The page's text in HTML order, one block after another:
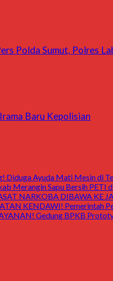
Polda Sumut, Polres
Baru Kepolisian
Ayuda Mati Mesin di
Merangin Sapu Bersih PETI
NARKOBA DIBAWA KE
KENDAWI! Pemerintah
Gedung BPKB